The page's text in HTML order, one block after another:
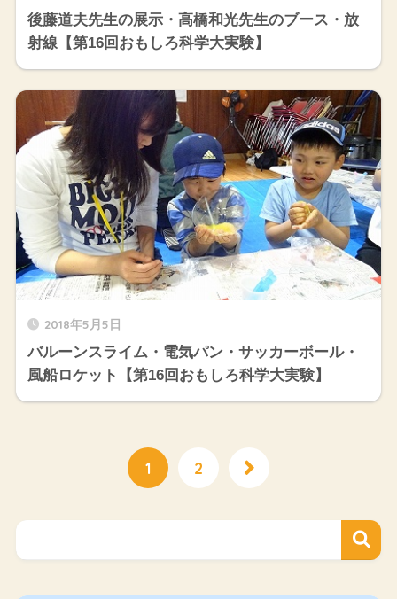
後藤道夫先生の展示・高橋和光先生のブース・放
射線【第16回おもしろ科学大実験】
2018年5月5日
バルーンスライム・電気パン・サッカーボール・
風船ロケット【第16回おもしろ科学大実験】
1 2